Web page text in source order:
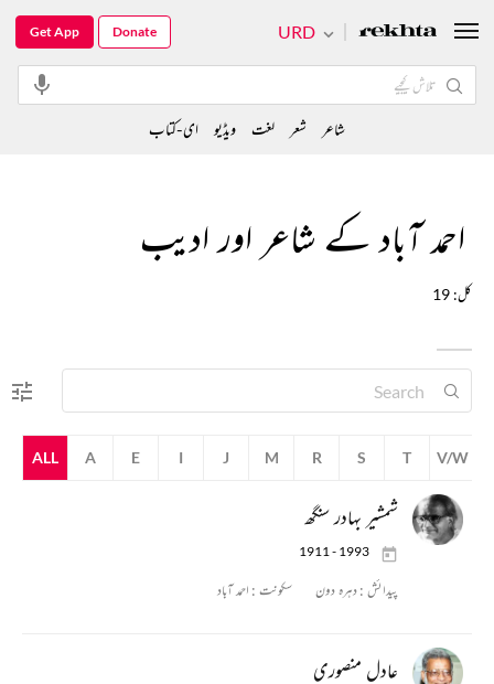
احمد آباد کے شاعر اور ادیب
کل: 19
ALL A E I J M R S T V/W
شمشیر بہادر سنگھ
1911 - 1993
پیدائش :دہرہ دون سکونت : احمد آباد
عادل منصوری
URD
Get App Donate
شاعر شعر لغت ویڈیو ای-کتاب